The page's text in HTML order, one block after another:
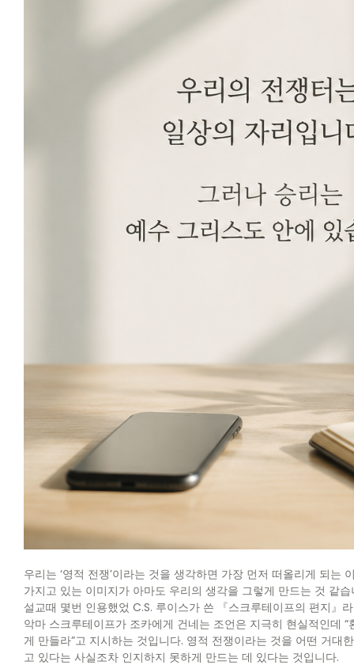
우리는 ‘영적 전쟁’이라는 것을 생각하면 가장 먼저 떠올리게 되
가지고 있는 이미지가 아마도 우리의 생각을 그렇게 만드는 것 같습
설교때 몇번 인용했었 C.S. 루이스가 쓴 『스크루테이프의 편지』
악마 스크루테이프가 조카에게 건네는 조언은 지극히 현실적인데
게 만들라”고 지시하는 것입니다. 영적 전쟁이라는 것을 어떤 거
고 있다는 사실조차 인지하지 못하게 만드는 데 있다는 것입니다.